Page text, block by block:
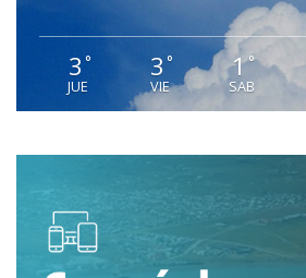
3 °
JUE
3 °
VIE
1°
SAB